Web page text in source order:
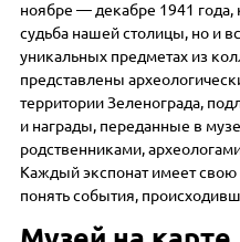
ноябре — декабре 1941 года,
судьба нашей столицы, но и
уникальных предметах из
представлены
территории Зеленограда,
и награды, переданные в
родственниками,
Каждый экспонат имеет свою
понять события,